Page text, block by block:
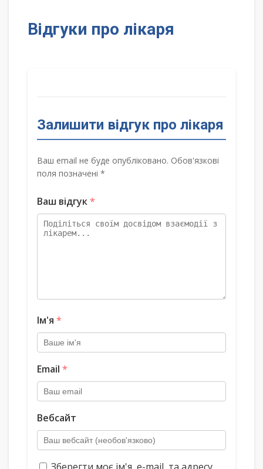
Відгуки про лікаря
Залишити відгук про лікаря
Ваш email не буде опубліковано. Обов'язкові
поля позначені *
Ваш відгук*
Ім'я *
Email *
Вебсайт